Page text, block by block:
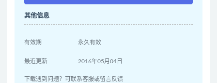
其他信息
有效期 永久有效
最近更新 2016年05月04日
下载遇到问题？可联系客服或留言反馈